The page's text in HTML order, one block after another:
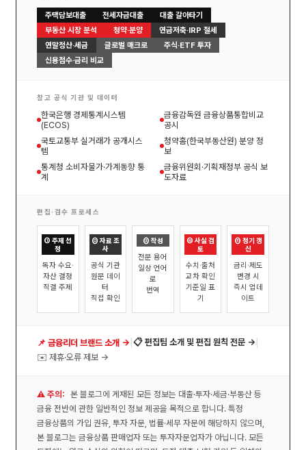
주택담보대출 전세자금대출
대출 갈아타기
부동산 시장 분석
청약·분양
연금저축·IRP 절세
연말정산·세금
글로벌 매크로
주식·ETF 투자
신용점수·금리 비교
참고 공식 기관 및 데이터
한국은행 경제통계시스템
(ECOS)
금융감독원 금융상품통합비교
공시
국토교통부 실거래가 공개시스
템
청약홈(한국부동산원) 분양 정
보
통계청 소비자물가·가계동향 통
계
금융위원회·기획재정부 공식 보
도자료
편집·검수 프로세스
① 주제 선
정
독자 수요·
자산 결정
직결 주제
② 자료 조
사
공식 기관
원문 데이
터
직접 확인
③ 작성
전문 용어
일상 언어
로
번역
④ 사실 검
토
수치·출처
교차 확인
기준일 표
기
⑤ 정기 갱
신
금리·제도
변경 시
즉시 업데
이트
📌 금융리더 브랜드 소개 → 📋 편집팀 소개 및 편집 원칙 전문 →
✉️ 제휴·오류 제보 →
⚠️ 주의: 본 블로그에 게재된 모든 정보는 대출·투자·세금·부동산 등
금융 전반에 관한 일반적인 정보 제공을 목적으로 합니다. 특정
금융상품의 가입 권유, 투자 자문, 법률·세무 자문에 해당하지 않으며,
본 블로그는 금융상품 판매업자 또는 투자자문업자가 아닙니다. 모든